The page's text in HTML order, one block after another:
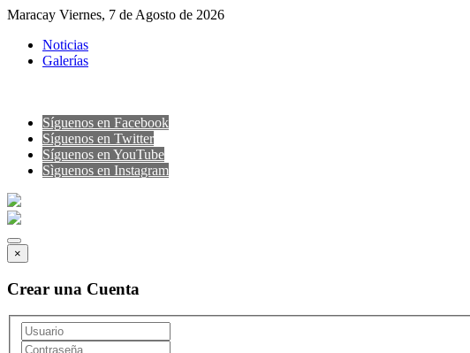
Maracay Viernes, 7 de Agosto de 2026
Noticias
Galerías
Síguenos en Facebook
Síguenos en Twitter
Síguenos en YouTube
Sìguenos en Instagram
×
Crear una Cuenta